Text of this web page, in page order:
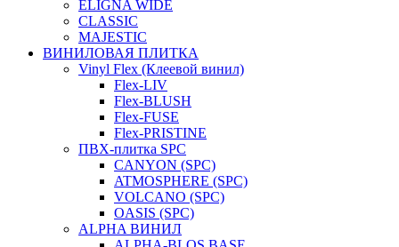
ELIGNA WIDE
CLASSIC
MAJESTIC
ВИНИЛОВАЯ ПЛИТКА
Vinyl Flex (Клеевой винил)
Flex-LIV
Flex-BLUSH
Flex-FUSE
Flex-PRISTINE
ПВХ-плитка SPC
CANYON (SPC)
ATMOSPHERE (SPC)
VOLCANO (SPC)
OASIS (SPC)
ALPHA ВИНИЛ